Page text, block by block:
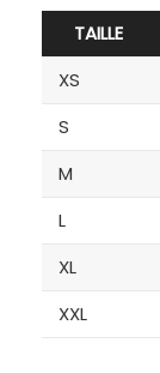
TAILLE
XS
S
M
L
XL
XXL